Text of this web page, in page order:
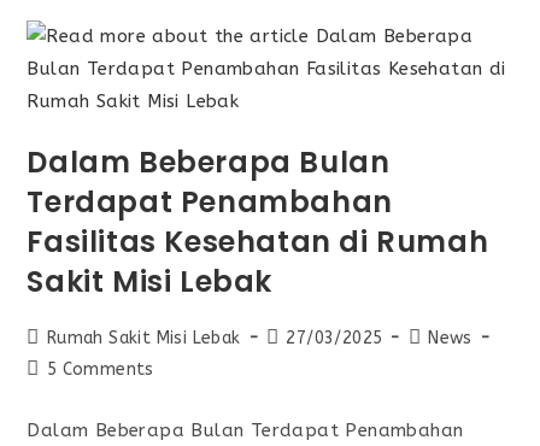
Dalam Beberapa Bulan
Terdapat Penambahan
Fasilitas Kesehatan di Rumah
Sakit Misi Lebak
Rumah Sakit Misi Lebak 27/03/2025
News
5 Comments
Dalam Beberapa Bulan Terdapat Penambahan